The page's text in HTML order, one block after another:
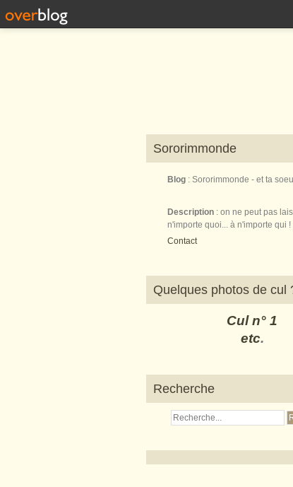
Sororimmonde
Blog : Sororimmonde - et ta
Description : on ne peut pas
n'importe quoi... à n'importe qui !
Contact
Quelques photos de cul
Cul n° 1
etc.
Recherche